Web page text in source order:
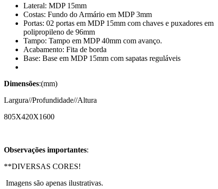
Lateral: MDP 15mm
Costas: Fundo do Armário em MDP 3mm
Portas: 02 portas em MDP 15mm com chaves e puxadores em
polipropileno de 96mm
Tampo: Tampo em MDP 40mm com avanço.
Acabamento: Fita de borda
Base: Base em MDP 15mm com sapatas reguláveis
Dimensões:(mm)
Largura//Profundidade//Altura
805X420X1600
Observações importantes:
**DIVERSAS CORES!
Imagens são apenas ilustrativas.